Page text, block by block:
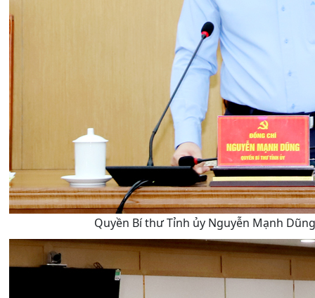
Quyền Bí thư Tỉnh ủy Nguyễn Mạnh